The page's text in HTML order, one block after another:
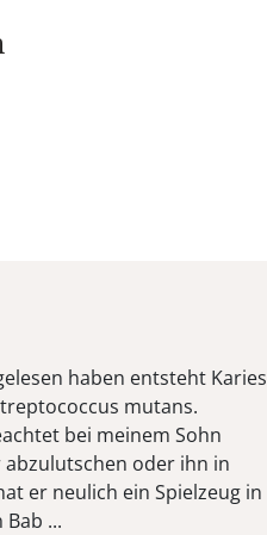
haben entsteht Karies
mutans.
bei meinem Sohn
oder ihn in
er neulich ein Spielzeug in
...